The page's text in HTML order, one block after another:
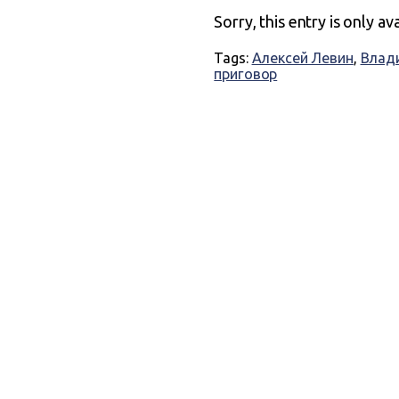
Sorry, this entry is only
Tags: Алексей Левин,
приговор